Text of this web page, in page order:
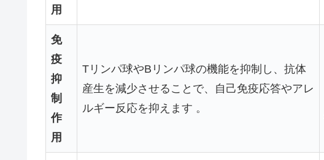
用
免
疫
抑
制
作
用
Tリンパ球やBリンパ球の機能を抑制し、抗体
産生を減少させることで、自己免疫応答やアレ
ルギー反応を抑えます 。